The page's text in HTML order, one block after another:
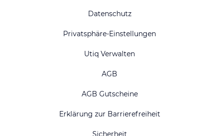
Datenschutz
Privatsphäre-Einstellungen
Utiq Verwalten
AGB
AGB Gutscheine
Erklärung zur Barrierefreiheit
Sicherheit